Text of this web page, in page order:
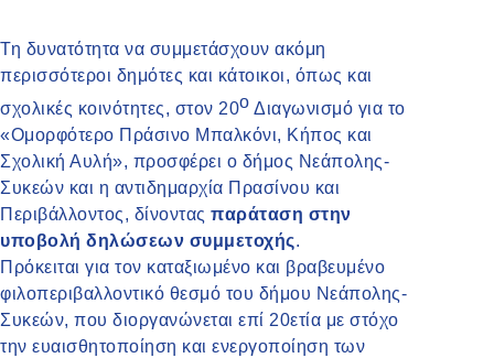
Τη δυνατότητα να συμμετάσχουν ακόμη
περισσότεροι δημότες και κάτοικοι, όπως και
σχολικές κοινότητες, στον 20ο Διαγωνισμό για το
«Ομορφότερο Πράσινο Μπαλκόνι, Κήπος και
Σχολική Αυλή», προσφέρει ο δήμος Νεάπολης-
Συκεών και η αντιδημαρχία Πρασίνου και
Περιβάλλοντος, δίνοντας παράταση στην
υποβολή δηλώσεων συμμετοχής.
Πρόκειται για τον καταξιωμένο και βραβευμένο
φιλοπεριβαλλοντικό θεσμό του δήμου Νεάπολης-
Συκεών, που διοργανώνεται επί 20ετία με στόχο
την ευαισθητοποίηση και ενεργοποίηση των